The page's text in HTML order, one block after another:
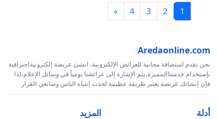
1
2
3
4
»
Aredaonline.com
نحن نقدم استضافة مجانية للعرائض الإلكترونية، انشئ عريضة إلكترونيةاحترافية
بإستخدام خدمتناالمميزة،يتم الإشارة إلى عرائضنا يومياً في وسائل الإعلام،لذا
فإن إنشائك عريضة يعتبر طريقة عظيمة لجذب إنتباه الناس وصانعي القرار
أدلة المزيد